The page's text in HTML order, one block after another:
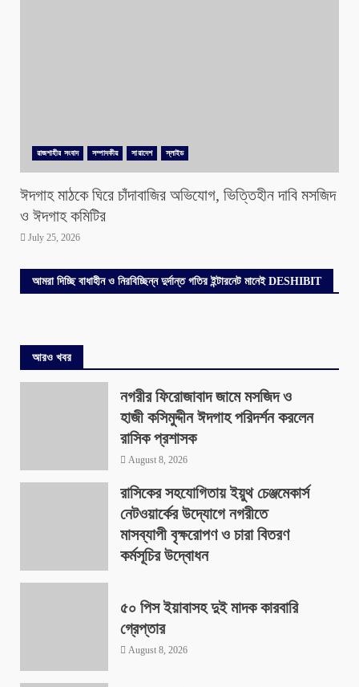
রাজশাহীর সংবাদ সম্পাদকীয় সারাদেশ স্লাইড
ঈদগাহ মাঠকে ঘিরে চাঁদাবাজির অভিযোগ, ভিত্তিহীন দাবি মসজিদ
ও ঈদগাহ কমিটির
July 25, 2026
আমরা দিচ্ছি বাধাহীন ও নিরবিচ্ছিন্ন দুর্দান্ত গতির ইন্টারনেট মানেই DESHIBIT
আরও খবর
নগরীর ফিরোজাবাদ জামে মসজিদ ও
হাজী কসিমুদ্দীন ঈদগাহ পরিদর্শন করলেন
রাসিক প্রশাসক
August 8, 2026
রাসিকের সহযোগিতায় ইয়ুথ চেঞ্জমেকার্স
নেটওয়ার্কের উদ্যোগে নগরীতে
মাসব্যাপী বৃক্ষরোপণ ও চারা বিতরণ
কর্মসূচির উদ্বোধন
৫০ পিস ইয়াবাসহ দুই মাদক কারবারি
গ্রেপ্তার
August 8, 2026